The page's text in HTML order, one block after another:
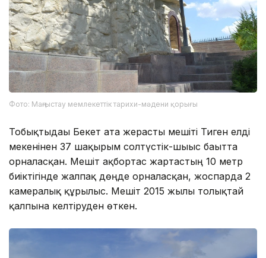
Фото: Маңғыстау мемлекеттік тарихи-мәдени қорығы
Тобықтыдағы Бекет ата жерасты мешiтi Тиген елді
мекенінен 37 шақырым солтүстік-шығыс бағытта
орналасқан. Мешіт ақбортас жартастың 10 метр
биіктігінде жалпақ дөңде орналасқан, жоспарда 2
камералық құрылыс. Мешіт 2015 жылы толықтай
қалпына келтіруден өткен.